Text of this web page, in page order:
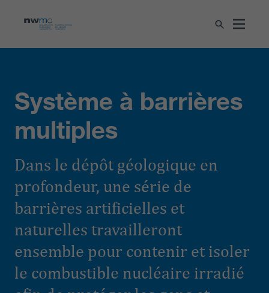
Système à barrières
multiples
Dans le dépôt géologique en
profondeur, une série de
barrières artificielles et
naturelles travailleront
ensemble pour contenir et isoler
le combustible nucléaire irradié